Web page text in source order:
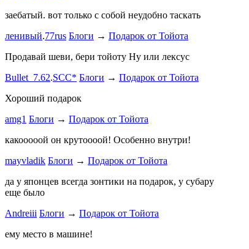
заебатый. вот только с собой неудобно таскать
ленивый.77rus Блоги → Подарок от Тойота
Продавай шеви, бери тойоту Ну или лексус
Bullet_7.62.SCC* Блоги → Подарок от Тойота
Хороший подарок
amg1 Блоги → Подарок от Тойота
какооооой он крутоооой! Особенно внутри!
mayvladik Блоги → Подарок от Тойота
да у японцев всегда зонтики на подарок, у субару
еще было
Andreiii Блоги → Подарок от Тойота
ему место в машине!